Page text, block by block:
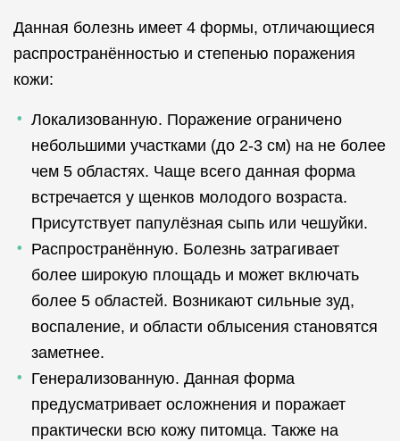
Данная болезнь имеет 4 формы, отличающиеся
распространённостью и степенью поражения
кожи:
Локализованную. Поражение ограничено
небольшими участками (до 2-3 см) на не более
чем 5 областях. Чаще всего данная форма
встречается у щенков молодого возраста.
Присутствует папулёзная сыпь или чешуйки.
Распространённую. Болезнь затрагивает
более широкую площадь и может включать
более 5 областей. Возникают сильные зуд,
воспаление, и области облысения становятся
заметнее.
Генерализованную. Данная форма
предусматривает осложнения и поражает
практически всю кожу питомца. Также на